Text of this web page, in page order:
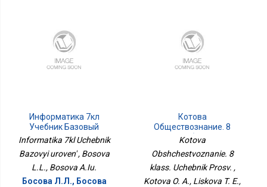
Информатика 7кл
Учебник Базовый
Уровень
Informatika 7kl Uchebnik
Bazovyi uroven' , Bosova
L.L., Bosova A.Iu.
Босова Л.Л., Босова
Котова
Обществознание. 8
Класс. Учебник Просв.
Kotova
Obshchestvoznanie. 8
klass. Uchebnik Prosv. ,
Kotova O. A., Liskova T. E.,